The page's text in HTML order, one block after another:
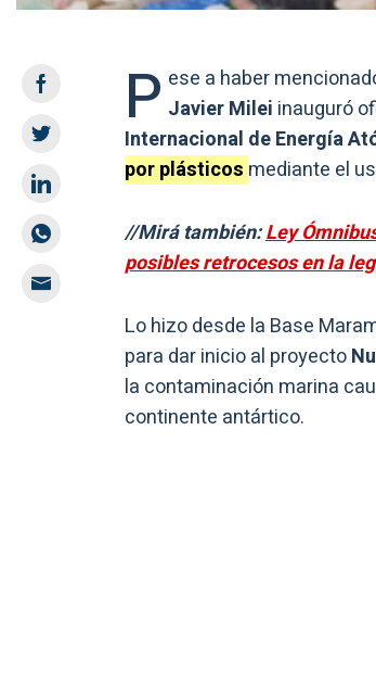
P ese a haber
Javier Milei inauguró
Internacional de Energía
por plásticos mediante el
//Mirá también:Ley
posibles retrocesos en la
Lo hizo desde la Base
para dar inicio al proyecto
la contaminación marina
continente antártico.